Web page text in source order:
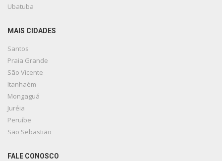
Ubatuba
MAIS CIDADES
Santos
Praia Grande
São Vicente
Itanhaém
Mongaguá
Juréia
Peruíbe
São Sebastião
FALE CONOSCO